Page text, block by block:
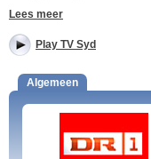
TV Syd Nyheder
Som de andre
med et regionalt fokus. Find
Sønderjysk kultur og
Gennem sedirekte.dk kan du
indblik i ægte sønderjysk
med Kurt og Danmark Rundt.
Lees meer
Play TV Syd
Algemeen